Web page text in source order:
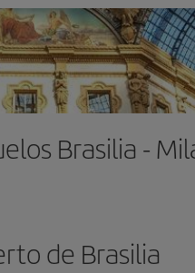
Brasilia -
de Brasilia